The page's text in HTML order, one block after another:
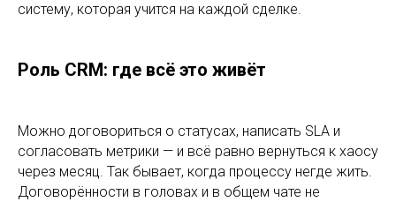
систему, которая учится на каждой сделке.
Роль CRM: где всё это живёт
Можно договориться о статусах, написать SLA и
согласовать метрики — и всё равно вернуться к хаосу
через месяц. Так бывает, когда процессу негде жить.
Договорённости в головах и в общем чате не